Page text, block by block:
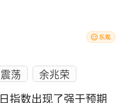
震荡 余兆荣
指数出现了强于预期